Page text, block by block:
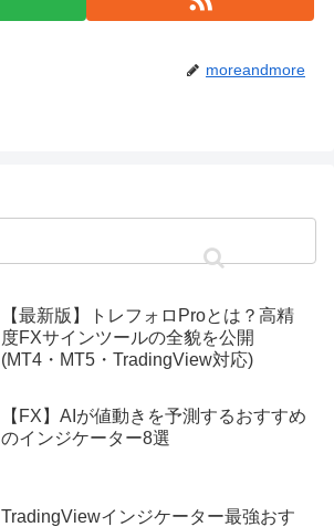
moreandmore
【最新版】トレフォロProとは？高精
度FXサインツールの全貌を公開
(MT4・MT5・TradingView対応)
【FX】AIが値動きを予測するおすすめ
のインジケーター8選
TradingViewインジケーター最強おす